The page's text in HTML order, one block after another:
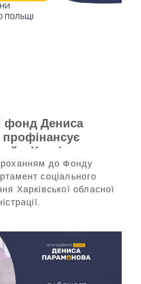
фонд Дениса
з Харківщини на
Польщідо Фонду
соціального
Харківської обласної